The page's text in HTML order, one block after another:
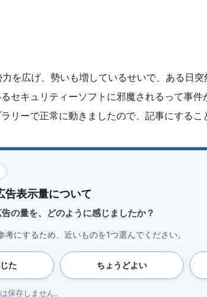
を広げ、勢いも増しているせいで、ある日
セキュリティーソフトに邪魔されるって事件
リーで正常に動きましたので、記事にするこ
告表示量について
の量を、どのように感じましたか？
考にするため、近いものを1つ選んでください。
た ちょうどよい
保存しません。